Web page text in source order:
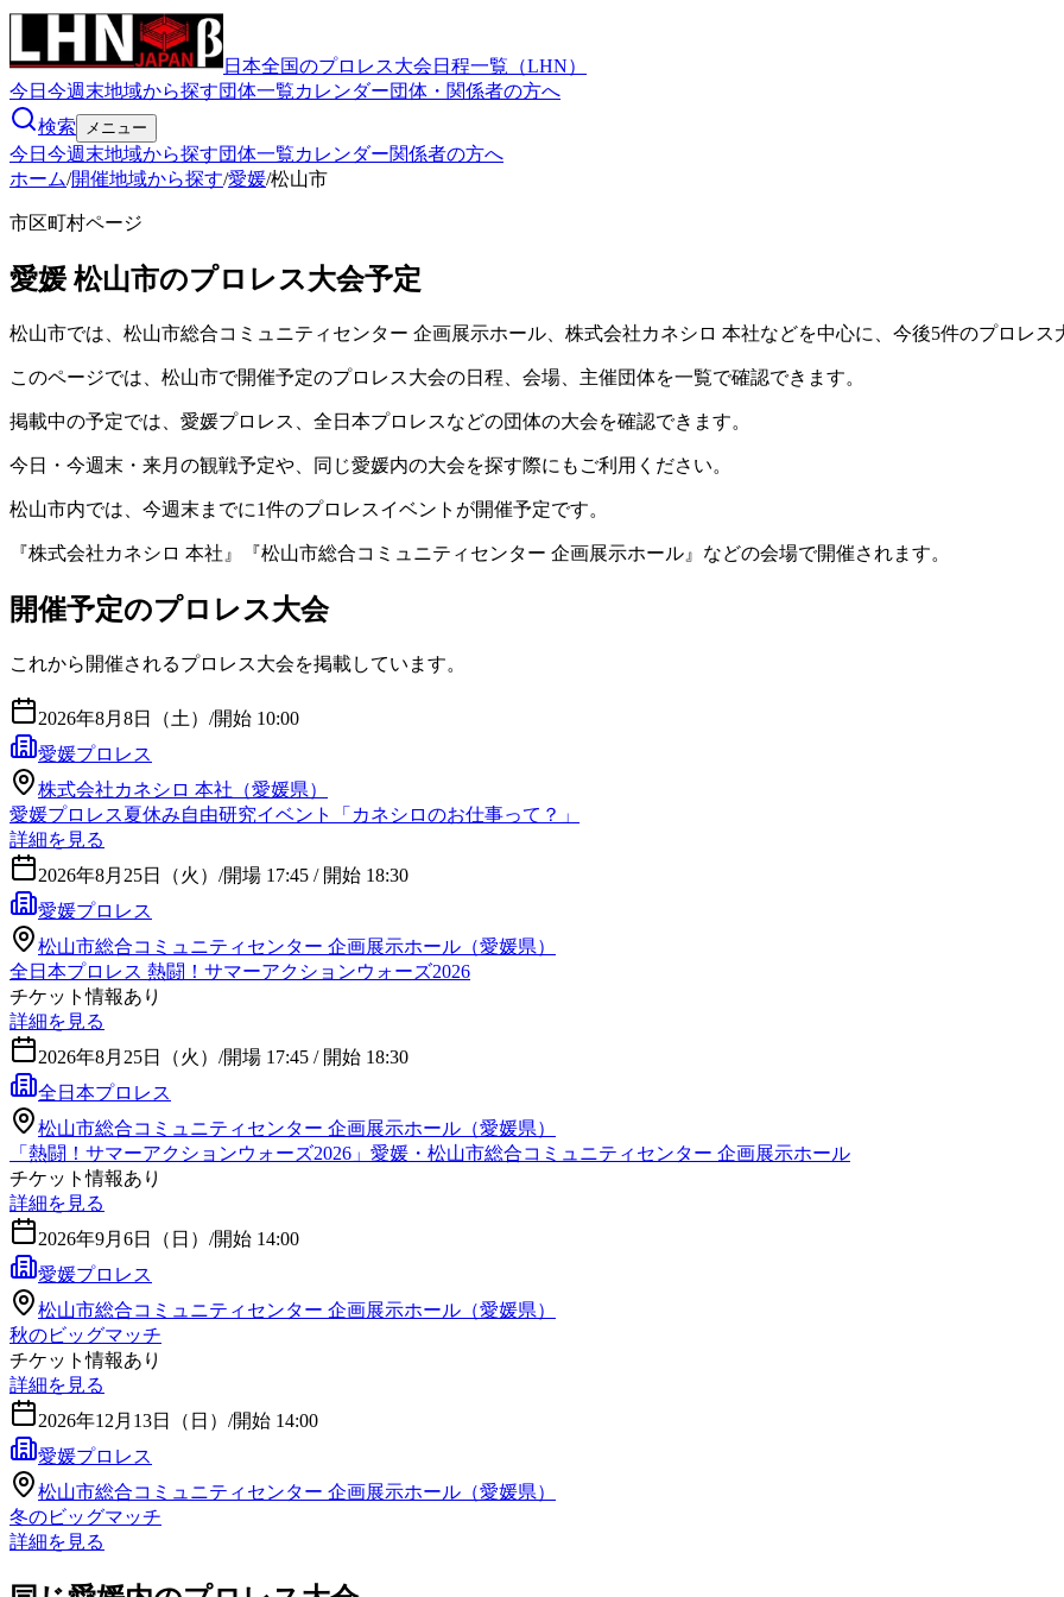
日本全国のプロレス大会日程一覧（LHN）
今日 今週末地域から探す団体一覧カレンダー団体・関係者の方へ
検索
メニュー
今日 今週末地域から探す団体一覧カレンダー関係者の方へ
ホーム/開催地域から探す/愛媛/松山市
市区町村ページ
愛媛 松山市のプロレス大会予定
松山市では、松山市総合コミュニティセンター 企画展示ホール、株式会社カネシロ 本社などを中心に、今後5件のプロレス
このページでは、松山市で開催予定のプロレス大会の日程、会場、主催団体を一覧で確認できます。
掲載中の予定では、愛媛プロレス、全日本プロレスなどの団体の大会を確認できます。
今日・今週末・来月の観戦予定や、同じ愛媛内の大会を探す際にもご利用ください。
松山市内では、今週末までに1件のプロレスイベントが開催予定です。
『株式会社カネシロ 本社』『松山市総合コミュニティセンター 企画展示ホール 』などの会場で開催されます。
開催予定のプロレス大会
これから開催されるプロレス大会を掲載しています。
2026年8月8日（土） /開始 10:00
愛媛プロレス
株式会社カネシロ 本社（愛媛県）
愛媛プロレス夏休み自由研究イベント「カネシロのお仕事って？」
詳細を見る
2026年8月25日（火） /開場 17:45 / 開始 18:30
愛媛プロレス
松山市総合コミュニティセンター 企画展示ホール（愛媛県）
全日本プロレス 熱闘！サマーアクションウォーズ2026
チケット情報あり
詳細を見る
2026年8月25日（火） /開場 17:45 / 開始 18:30
全日本プロレス
松山市総合コミュニティセンター 企画展示ホール（愛媛県）
「熱闘！サマーアクションウォーズ2026」愛媛・松山市総合コミュニティセンター 企画展示ホール
チケット情報あり
詳細を見る
2026年9月6日（日） /開始 14:00
愛媛プロレス
松山市総合コミュニティセンター 企画展示ホール（愛媛県）
秋のビッグマッチ
チケット情報あり
詳細を見る
2026年12月13日（日） /開始 14:00
愛媛プロレス
松山市総合コミュニティセンター 企画展示ホール（愛媛県）
冬のビッグマッチ
詳細を見る